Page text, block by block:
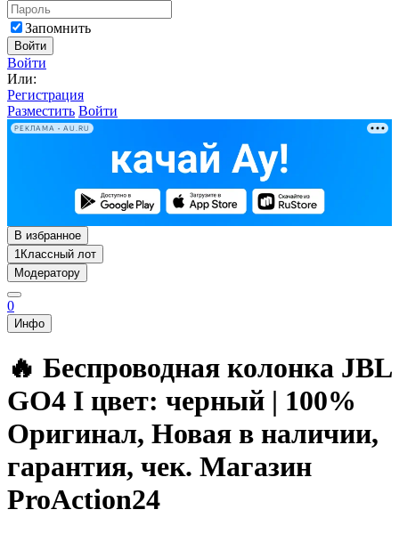
Запомнить
Войти
Войти
Или:
Регистрация
Разместить Войти
РЕКЛАМА • AU.RU
В избранное
1Классный лот
Модератору
0
Инфо
🔥 Беспроводная колонка JBL
GO4 I цвет: черный | 100%
Оригинал, Новая в наличии,
гарантия, чек. Магазин
ProAction24